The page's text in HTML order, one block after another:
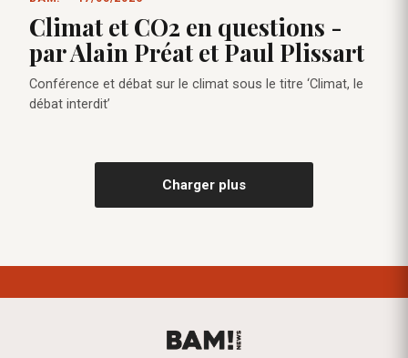
Climat et CO2 en questions -
par Alain Préat et Paul Plissart
Conférence et débat sur le climat sous le titre ‘Climat, le
débat interdit’
Charger plus